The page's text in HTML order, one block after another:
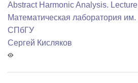
Abstract Harmonic Analysis.
Математичеcкая лаборатория
СПбГУ
Сергей Кисляков